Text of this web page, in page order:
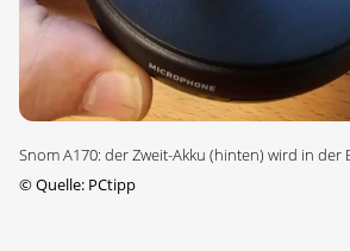
Snom A170: der Zweit-Akku (hinten) wird in der
©Quelle: PCtipp